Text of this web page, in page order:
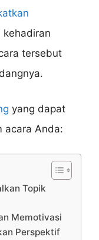
kehadiran
tersebut
yang dapat
acara Anda:
Topik
Memotivasi
Perspektif